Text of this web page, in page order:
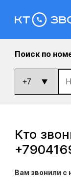
Поиск по
Кто
Вам звонили с